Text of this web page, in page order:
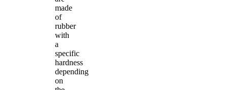
made
of
rubber
with
a
specific
hardness
depending
on